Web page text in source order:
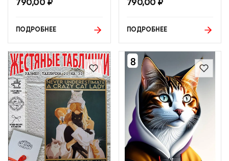
790,00 ₽
ПОДРОБНЕЕ
790,00 ₽
ПОДРОБНЕЕ